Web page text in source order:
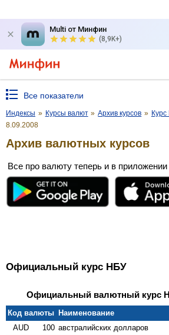
Multi от Минфин
(8,9K+)
Все показатели
Индексы » Курсы валют » Архив курсов »
8.09.2008
Архив валютных курсов
Все про валюту теперь и в
Официальный курс НБУ
Официальный валютный курс
Код валюты Наименование
AUD
100 австралийских долларов